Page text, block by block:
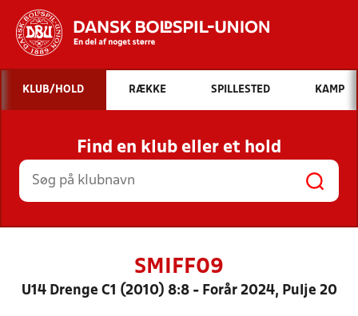
Hvad vil du søge efter?
INDHOLD OG NYHEDER
STILLINGER, RESULTATER, KLUBBER OG
HOLD
KLUB/HOLD RÆKKE SPILLESTED KAMP
Find en klub eller et hold
SMIFF09
U14 Drenge C1 (2010) 8:8 - Forår 2024, Pulje 20